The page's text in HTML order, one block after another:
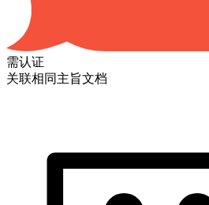
需认证
关联相同主旨文档